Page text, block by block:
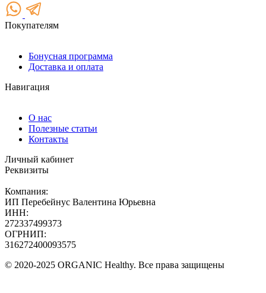
Покупателям
Бонусная программа
Доставка и оплата
Навигация
О нас
Полезные статьи
Контакты
Личный кабинет
Реквизиты
Компания:
ИП Перебейнус Валентина Юрьевна
ИНН:
272337499373
ОГРНИП:
316272400093575
© 2020-2025 ORGANIC Healthy. Все права защищены